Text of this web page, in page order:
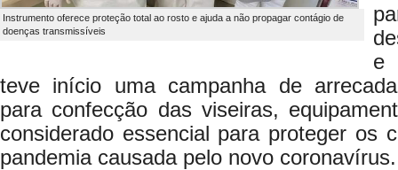
Instrumento oferece proteção total ao rosto e ajuda a não propagar contágio de
doenças transmissíveis
e
teve início uma campanha de
para confecção das viseiras,
considerado essencial para proteger os
pandemia causada pelo novo coronavírus.